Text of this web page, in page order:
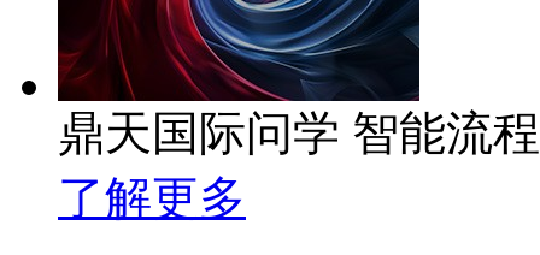
鼎天国际问学 智能流
了解更多